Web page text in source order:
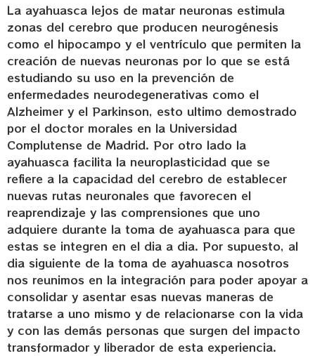
La ayahuasca lejos de matar neuronas estimula
zonas del cerebro que producen neurogénesis
como el hipocampo y el ventrículo que permiten la
creación de nuevas neuronas por lo que se está
estudiando su uso en la prevención de
enfermedades neurodegenerativas como el
Alzheimer y el Parkinson, esto ultimo demostrado
por el doctor morales en la Universidad
Complutense de Madrid. Por otro lado la
ayahuasca facilita la neuroplasticidad que se
refiere a la capacidad del cerebro de establecer
nuevas rutas neuronales que favorecen el
reaprendizaje y las comprensiones que uno
adquiere durante la toma de ayahuasca para que
estas se integren en el dia a dia. Por supuesto, al
dia siguiente de la toma de ayahuasca nosotros
nos reunimos en la integración para poder apoyar a
consolidar y asentar esas nuevas maneras de
tratarse a uno mismo y de relacionarse con la vida
y con las demás personas que surgen del impacto
transformador y liberador de esta experiencia.